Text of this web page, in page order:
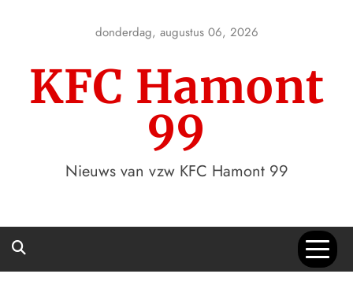
donderdag, augustus 06, 2026
KFC Hamont
99
Nieuws van vzw KFC Hamont 99